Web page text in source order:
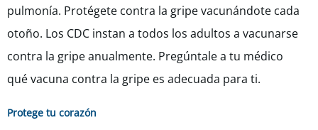
pulmonía. Protégete contra la gripe vacunándote cada
otoño. Los CDC instan a todos los adultos a vacunarse
contra la gripe anualmente. Pregúntale a tu médico
qué vacuna contra la gripe es adecuada para ti.
Protege tu corazón